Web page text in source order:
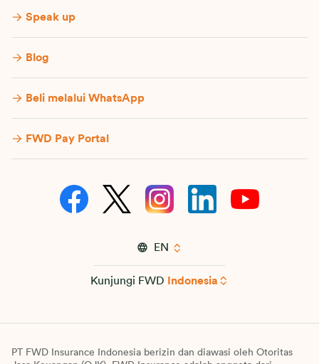
Speak up
Blog
Beli melalui WhatsApp
FWD Pay Portal
EN
Kunjungi FWD Indonesia
PT FWD Insurance Indonesia berizin dan diawasi oleh Otoritas